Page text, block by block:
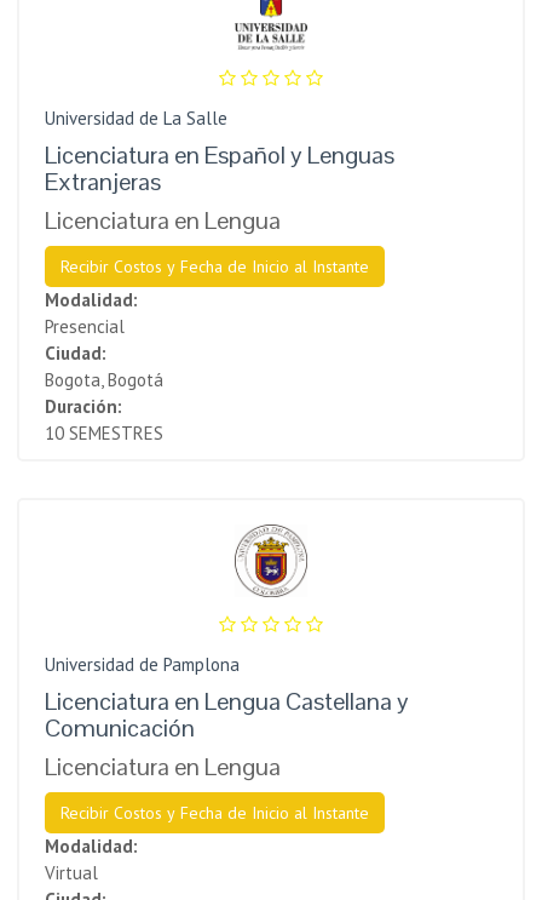
Universidad de La Salle
Licenciatura en Español y Lenguas
Extranjeras
Licenciatura en Lengua
Recibir Costos y Fecha de Inicio al Instante
Modalidad:
Presencial
Ciudad:
Bogota, Bogotá
Duración:
10 SEMESTRES
Universidad de Pamplona
Licenciatura en Lengua Castellana y
Comunicación
Licenciatura en Lengua
Recibir Costos y Fecha de Inicio al Instante
Modalidad:
Virtual